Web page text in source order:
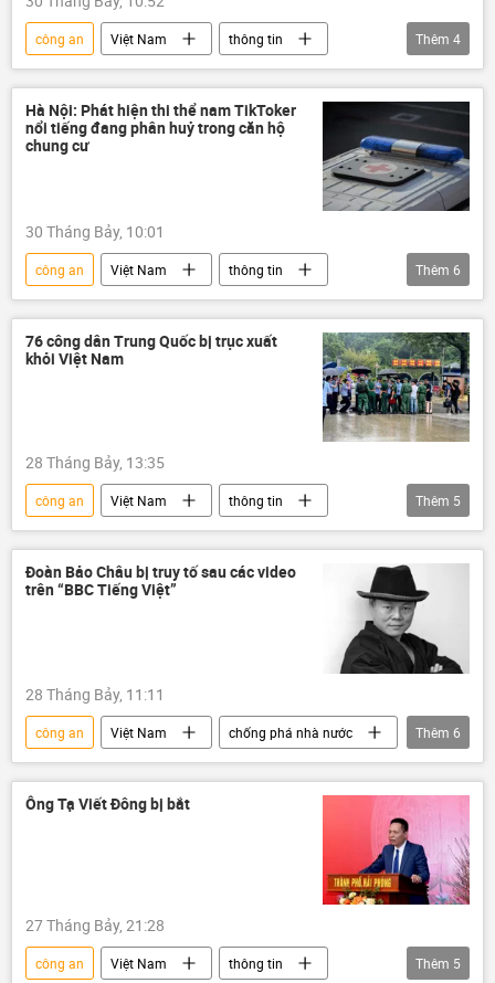
công an Việt Nam
thông tin
ma túy
công an TP.HCM
Bộ Công an Việt Nam
tội phạm
Thêm 4
Hà Nội: Phát hiện thi thể nam TikToker
nổi tiếng đang phân huỷ trong căn hộ
chung cư
30 Tháng Bảy, 10:01
công an Việt Nam
thông tin
tử vong
cái chết
xác chết
Pháp luật
Bộ Công an Việt Nam
mạng xã hội
Thêm 6
76 công dân Trung Quốc bị trục xuất
khỏi Việt Nam
28 Tháng Bảy, 13:35
công an Việt Nam
thông tin
công an TP.HCM
Bộ Công an Việt Nam
trục xuất
bị trục xuất Trung Quốc
Thêm 5
Đoàn Bảo Châu bị truy tố sau các video
trên “BBC Tiếng Việt”
28 Tháng Bảy, 11:11
công an Việt Nam
chống phá nhà nước
Hà Nội
Bộ Công an Việt Nam
phản bội tổ quốc
Thêm 6
Ông Tạ Viết Đông bị bắt
27 Tháng Bảy, 21:28
công an Việt Nam
thông tin
Thêm 5